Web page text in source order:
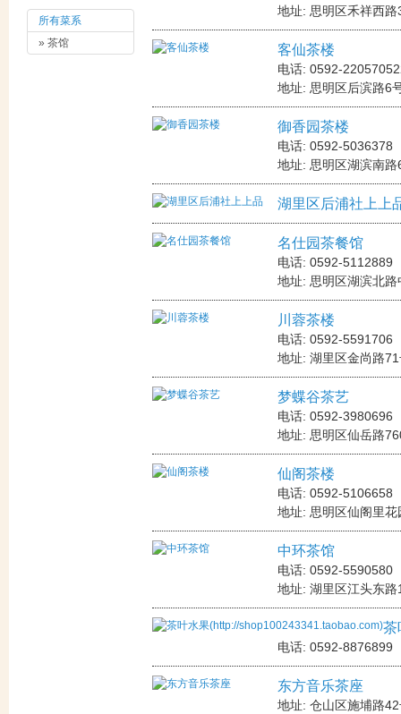
所有菜系
» 茶馆
地址: 思明区禾祥西路
客仙茶楼
电话: 0592-
地址: 思明区后滨路6
御香园茶楼
电话: 0592-5036378
地址: 思明区湖滨南路
湖里区后浦社上上
名仕园茶餐馆
电话: 0592-5112889
地址: 思明区湖滨北
川蓉茶楼
电话: 0592-5591706
地址: 湖里区金尚路
梦蝶谷茶艺
电话: 0592-3980696
地址: 思明区仙岳路
仙阁茶楼
电话: 0592-5106658
地址: 思明区仙阁里花
中环茶馆
电话: 0592-5590580
地址: 湖里区江头东路
茶
电话: 0592-8876899
东方音乐茶座
地址: 仓山区施埔路